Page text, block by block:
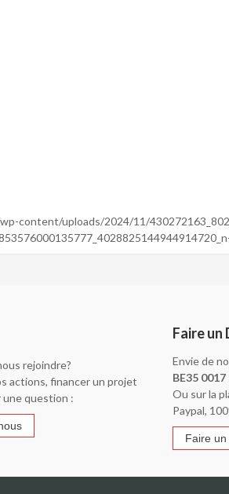
content/uploads/2024/11/
rejoindre?
actions, financer un projet
une question :
Faire un
Envie de
BE35
Ou sur la
Paypal,